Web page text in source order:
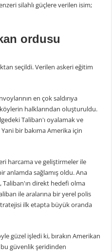
silahlı güçlere verilen isim;
ordusu
seçildi. Verilen askeri eğitim
en çok saldırıya
köylerin halklarından oluşturuldu.
Taliban'ı oyalamak ve
bir bakıma Amerika için
harcama ve geliştirmeler ile
anlamda sağlamış oldu. Ana
direkt hedefi olma
ile aralarına bir yerel polis
ilk etapta büyük oranda
güzel işledi ki, bırakın Amerikan
güvenlik şeridinden